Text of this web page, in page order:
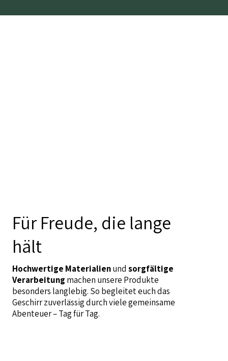
Für Freude, die lange
hält
Hochwertige Materialienund sorgfältige
Verarbeitung machen unsere Produkte
besonders langlebig. So begleitet euch das
Geschirr zuverlässig durch viele gemeinsame
Abenteuer – Tag für Tag.